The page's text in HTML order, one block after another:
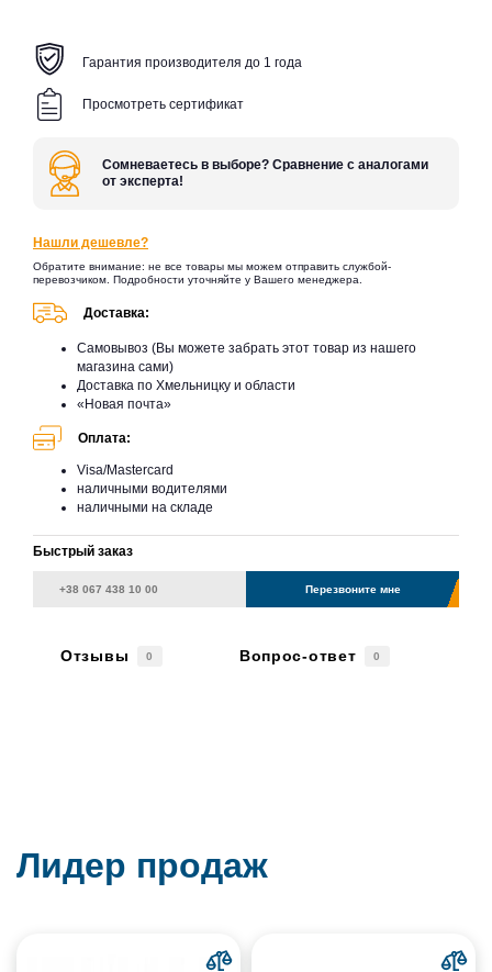
Гарантия производителя до 1 года
Просмотреть сертификат
Сомневаетесь в выборе? Сравнение с аналогами
от эксперта!
Нашли дешевле?
Обратите внимание: не все товары мы можем отправить службой-
перевозчиком. Подробности уточняйте у Вашего менеджера.
Доставка:
Самовывоз (Вы можете забрать этот товар из нашего
магазина сами)
Доставка по Хмельницку и области
«Новая почта»
Оплата:
Visa/Mastercard
наличными водителями
наличными на складе
Быстрый заказ
Перезвоните мне
Отзывы 0 Вопрос-ответ 0
Лидер продаж